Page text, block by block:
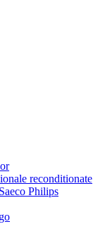
reconditionate
Philips